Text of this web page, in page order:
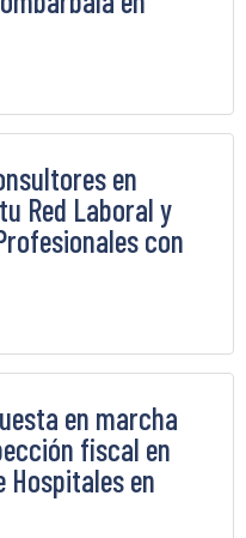
en
Red Laboral y
con
en marcha
fiscal en
Hospitales en